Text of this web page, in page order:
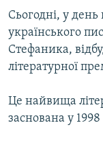
СПОРТ
УКРАЇНА
СВІТ
ТИ ЯК?
СХЕМИ
ПРИАЗОВ’Я
МУЛЬТИМЕДІА
Сьогодні, у
українського
Стефаника,
літературної
Це найвища
заснована у 1998